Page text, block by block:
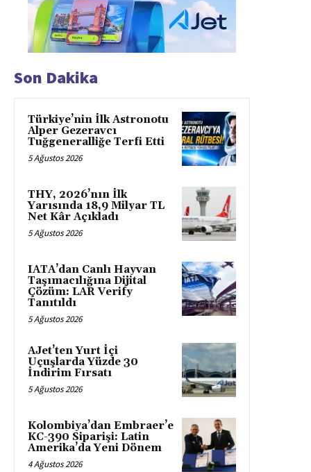
Son Dakika
Türkiye’nin İlk Astronotu
Alper Gezeravcı
Tuğgeneralliğe Terfi Etti
5 Ağustos 2026
THY, 2026’nın İlk
Yarısında 18,9 Milyar TL
Net Kâr Açıkladı
5 Ağustos 2026
IATA’dan Canlı Hayvan
Taşımacılığına Dijital
Çözüm: LAR Verify
Tanıtıldı
5 Ağustos 2026
AJet’ten Yurt İçi
Uçuşlarda Yüzde 30
İndirim Fırsatı
5 Ağustos 2026
Kolombiya’dan Embraer’e
KC-390 Siparişi: Latin
Amerika’da Yeni Dönem
4 Ağustos 2026